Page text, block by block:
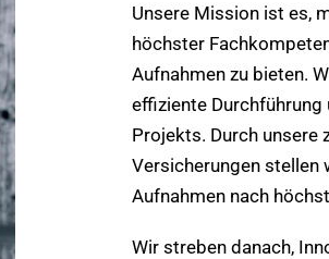
Unsere Mission ist es,
höchster
Aufnahmen zu bieten.
effiziente
Projekts. Durch unsere
Versicherungen stellen
Aufnahmen nach
Wir streben danach,